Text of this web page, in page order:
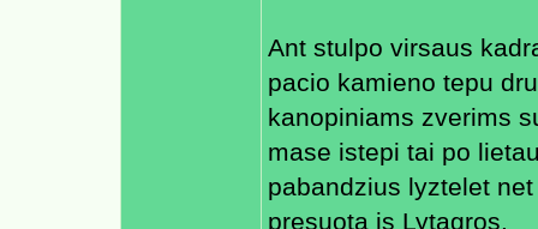
Ant stulpo virsaus
pacio kamieno tepu
kanopiniams zverims
mase istepi tai po
pabandzius lyztelet
presuota is Lytagros.